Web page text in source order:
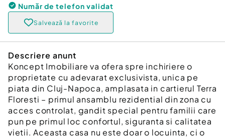
Număr de telefon validat
Salvează la favorite
Descriere anunt
Koncept Imobiliare va ofera spre inchiriere o
proprietate cu adevarat exclusivista, unica pe
piata din Cluj-Napoca, amplasata in cartierul Terra
Floresti – primul ansamblu rezidential din zona cu
acces controlat, gandit special pentru familii care
pun pe primul loc confortul, siguranta si calitatea
vietii. Aceasta casa nu este doar o locuinta, ci o